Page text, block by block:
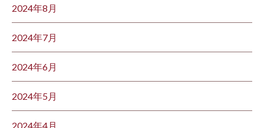
2024年8月
2024年7月
2024年6月
2024年5月
2024年4月